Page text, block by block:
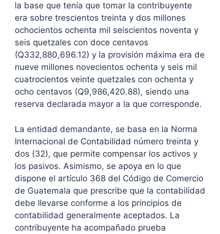
la base que tenía que tomar la contribuyente
era sobre trescientos treinta y dos millones
ochocientos ochenta mil seiscientos noventa y
seis quetzales con doce centavos
(Q332,880,696.12) y la provisión máxima era de
nueve millones novecientos ochenta y seis mil
cuatrocientos veinte quetzales con ochenta y
ocho centavos (Q9,986,420.88), siendo una
reserva declarada mayor a la que corresponde.
La entidad demandante, se basa en la Norma
Internacional de Contabilidad número treinta y
dos (32), que permite compensar los activos y
los pasivos. Asimismo, se apoya en lo que
dispone el artículo 368 del Código de Comercio
de Guatemala que prescribe que la contabilidad
debe llevarse conforme a los principios de
contabilidad generalmente aceptados. La
contribuyente ha acompañado prueba